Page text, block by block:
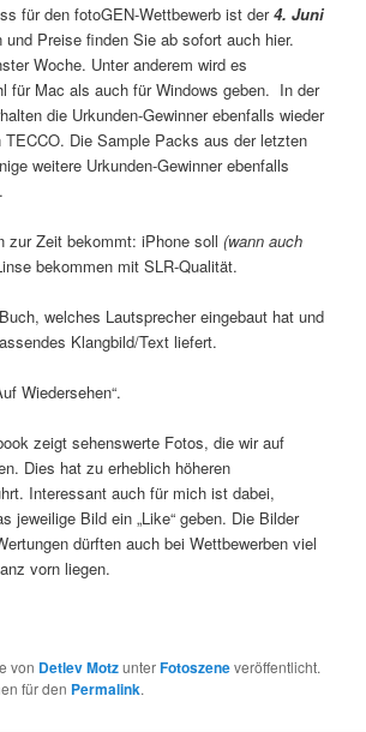
für den fotoGEN-Wettbewerb ist der4. Juni
und Preise finden Sie ab sofort auch hier.
Woche. Unter anderem wird es
für Mac als auch für Windows geben. In der
die Urkunden-Gewinner ebenfalls wieder
Die Sample Packs aus der letzten
weitere Urkunden-Gewinner ebenfalls
zur Zeit bekommt: iPhone soll(wann auch
bekommen mit SLR-Qualität.
welches Lautsprecher eingebaut hat und
Klangbild/Text liefert.
Wiedersehen“.
zeigt sehenswerte Fotos, die wir auf
Dies hat zu erheblich höheren
Interessant auch für mich ist dabei,
jeweilige Bild ein „Like“ geben. Die Bilder
dürften auch bei Wettbewerben viel
vorn liegen.
von Detlev MotzunterFotoszeneveröffentlicht.
für den Permalink.